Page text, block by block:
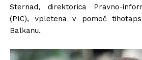
Sternad, direktorica Pravno-
(PIC), vpletena v pomoč
Balkanu.